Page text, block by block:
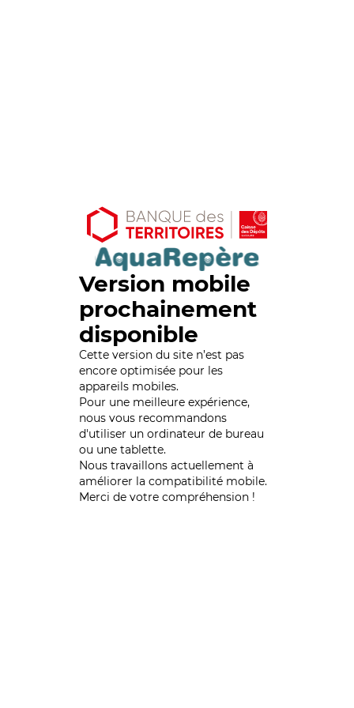
Version mobile
prochainement
disponible
Cette version du site n’est pas
encore optimisée pour les
appareils mobiles.
Pour une meilleure expérience,
nous vous recommandons
d'utiliser un ordinateur de bureau
ou une tablette.
Nous travaillons actuellement à
améliorer la compatibilité mobile.
Merci de votre compréhension !